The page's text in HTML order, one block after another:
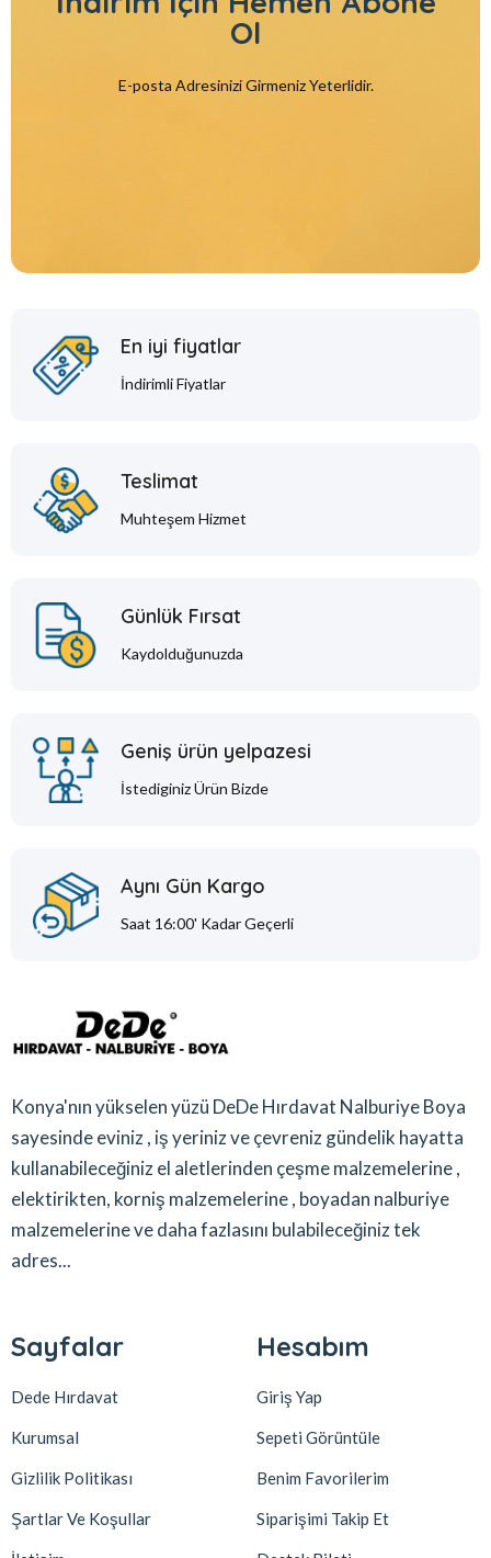
Ol
E-posta Adresinizi Girmeniz Yeterlidir.
En iyi fiyatlar
İndirimli Fiyatlar
Teslimat
Muhteşem Hizmet
Günlük Fırsat
Kaydolduğunuzda
Geniş ürün yelpazesi
İstediginiz Ürün Bizde
Aynı Gün Kargo
Saat 16:00' Kadar Geçerli
Konya'nın yükselen yüzü DeDe Hırdavat Nalburiye Boya
sayesinde eviniz , iş yeriniz ve çevreniz gündelik hayatta
kullanabileceğiniz el aletlerinden çeşme malzemelerine ,
elektirikten, korniş malzemelerine , boyadan nalburiye
malzemelerine ve daha fazlasını bulabileceğiniz tek
adres...
Sayfalar
Dede Hırdavat
Kurumsal
Gizlilik Politikası
Şartlar Ve Koşullar
Hesabım
Giriş Yap
Sepeti Görüntüle
Benim Favorilerim
Siparişimi Takip Et